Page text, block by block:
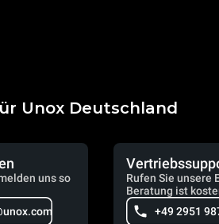
Unox Deutschland
uns so
Rufen Sie unsere
Beratung ist
+49 2951